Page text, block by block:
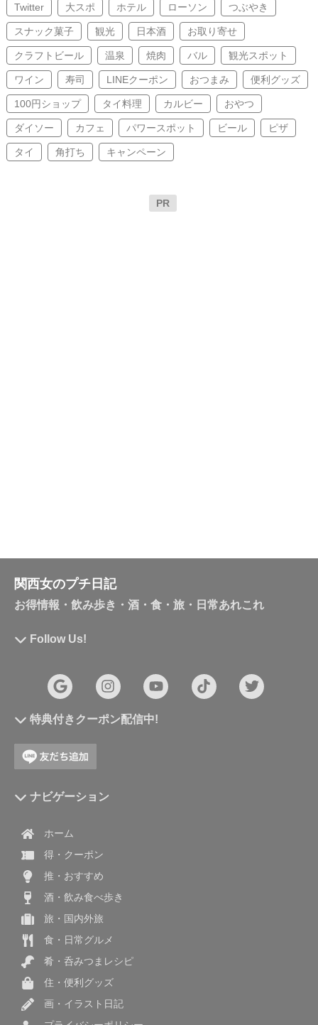
Twitter 大スポ ホテル ローソン つぶやき
スナック菓子 観光 日本酒 お取り寄せ
クラフトビール 温泉 焼肉 バル 観光スポット
ワイン 寿司 LINEクーポン おつまみ 便利グッズ
100円ショップ タイ料理 カルビー おやつ
ダイソー カフェ パワースポット ビール ピザ
タイ 角打ち キャンペーン
PR
関西女のプチ日記
お得情報・飲み歩き・酒・食・旅・日常あれこれ
Follow Us!
特典付きクーポン配信中!
ナビゲーション
ホーム
得・クーポン
推・おすすめ
酒・飲み食べ歩き
旅・国内外旅
食・日常グルメ
肴・呑みつまレシピ
住・便利グッズ
画・イラスト日記